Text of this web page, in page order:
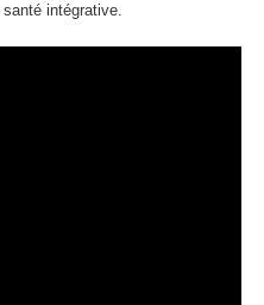
intégrative.